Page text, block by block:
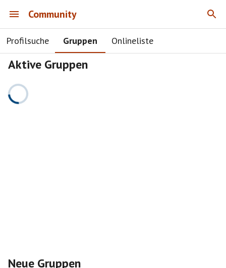
Community
Profilsuche Gruppen Onlineliste
Aktive Gruppen
Neue Gruppen